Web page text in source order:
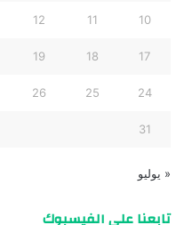
10
11
12
17
18
19
24
25
26
31
« يوليو
تابعنا على الفيسبوك